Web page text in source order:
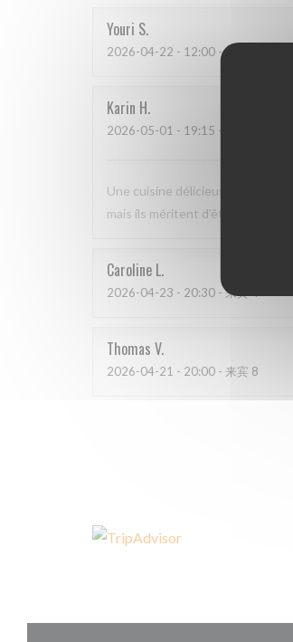
Youri S
2026-04-22 - 12:00 - 来宾 2
Karin H
2026-05-01 - 19:15 - 来宾 3
Une cuisine délicieuse et pleine
mais ils méritent d'être plus
Caroline L
2026-04-23 - 20:30 - 来宾 4
Thomas V
2026-04-21 - 20:00 - 来宾 8